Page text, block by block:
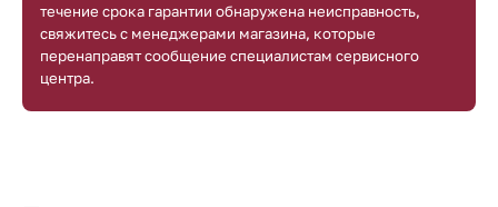
течение срока гарантии обнаружена неисправность,
свяжитесь с менеджерами магазина, которые
перенаправят сообщение специалистам сервисного
центра.